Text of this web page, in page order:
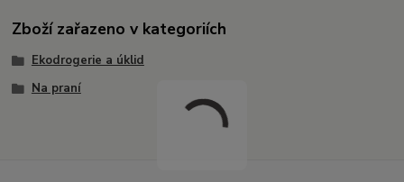
Zboží zařazeno v kategoriích
Ekodrogerie a úklid
Na praní